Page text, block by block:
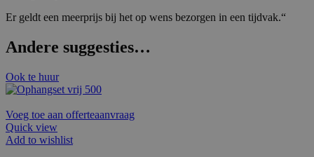
Er geldt een meerprijs bij het op wens bezorgen in een tijdvak.“
Andere suggesties…
Ook te huur
Voeg toe aan offerteaanvraag
Quick view
Add to wishlist